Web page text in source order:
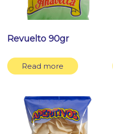
Revuelto 90gr
Read more